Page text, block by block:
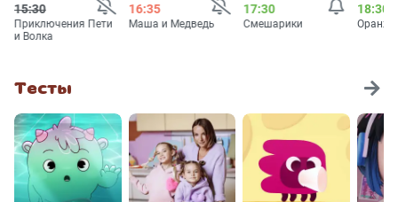
15:30
Приключения Пети
и Волка
16:35
Маша и Медведь
17:30
Смешарики
18:30
Тесты